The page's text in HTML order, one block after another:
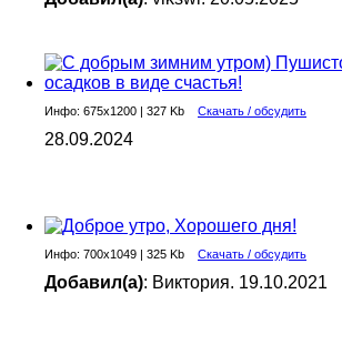
Инфо: 675х1200 | 327 Kb Скачать / обсудить
28.09.2024
Инфо: 700х1049 | 325 Kb Скачать / обсудить
Добавил(а): Виктория. 19.10.2021